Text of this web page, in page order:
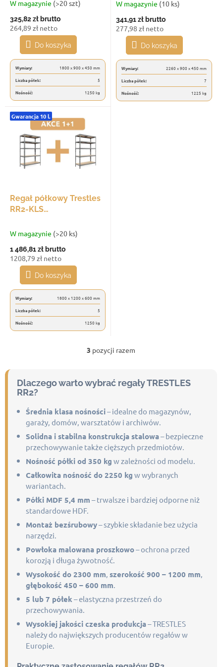
w
W magazynie (>20 szt)
325,82 zł brutto
264,89 zł netto
Do koszyka
Wymiary:
1800 x 900 x 450 mm
Liczba półek:
5
Nośność:
1250 kg
W magazynie (10 ks)
341,91 zł brutto
277,98 zł netto
Do koszyka
Wymiary:
2260 x 900 x 450 mm
Liczba półek:
7
Nośność:
1225 kg
Gwarancja 10 l.
Regał półkowy Trestles
RR2-KLS
1250 kg, 5 półek, szary
W magazynie (>20 ks)
1 486,81 zł brutto
1208,79 zł netto
Do koszyka
Wymiary:
1800 x 1200 x 600 mm
Liczba półek:
5
Nośność:
1250 kg
K
t
l
k
l
i
s
t
y
3 pozycji razem
Dlaczego warto wybrać regały TRESTLES
RR2?
Średnia klasa nośności– idealne do magazynów,
garaży, domów, warsztatów i archiwów.
Solidna i stabilna konstrukcja stalowa– bezpieczne
przechowywanie także cięższych przedmiotów.
Nośność półki od 350 kg w zależności od modelu.
Całkowita nośność do 2250 kg w wybranych
wariantach.
Półki MDF 5,4 mm – trwalsze i bardziej odporne niż
standardowe HDF.
Montaż bezśrubowy– szybkie składanie bez użycia
narzędzi.
Powłoka malowana proszkowo– ochrona przed
korozją i długa żywotność.
Wysokość do 2300 mm, szerokość 900 – 1200 mm,
głębokość 450 – 600 mm.
5 lub 7 półek – elastyczna przestrzeń do
przechowywania.
Wysokiej jakości czeska produkcja– TRESTLES
należy do największych producentów regałów w
Europie.